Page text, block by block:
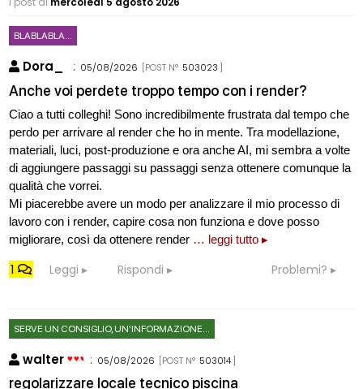
BLABLABLA...
Dora_ : 05/08/2026 [POST N° 503023 ]
Anche voi perdete troppo tempo con i render?
Ciao a tutti colleghi! Sono incredibilmente frustrata dal tempo che
perdo per arrivare al render che ho in mente. Tra modellazione,
materiali, luci, post-produzione e ora anche AI, mi sembra a volte
di aggiungere passaggi su passaggi senza ottenere comunque la
qualità che vorrei.
Mi piacerebbe avere un modo per analizzare il mio processo di
lavoro con i render, capire cosa non funziona e dove posso
migliorare, così da ottenere render … leggi tutto ▸
1 Leggi Rispondi Problemi?
SERVE UN CONSIGLIO, UN'INFORMAZIONE...
walter : 05/08/2026 [POST N° 503014]
regolarizzare locale tecnico piscina